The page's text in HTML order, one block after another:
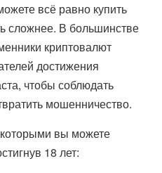
всё равно купить
сложнее. В большинстве
криптовалют
достижения
чтобы соблюдать
мошенничество.
которыми вы можете
18 лет: